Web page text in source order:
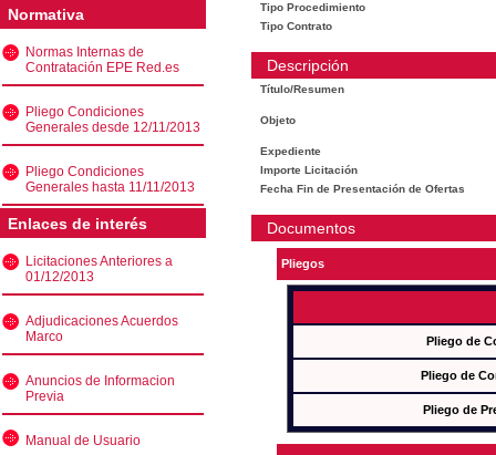
Normativa
Normas Internas de
Contratación EPE Red.es
Pliego Condiciones
Generales desde 12/11/2013
Pliego Condiciones
Generales hasta 11/11/2013
Enlaces de interés
Licitaciones Anteriores a
01/12/2013
Adjudicaciones Acuerdos
Marco
Anuncios de Informacion
Previa
Manual de Usuario
Tipo Procedimiento
Tipo Contrato
Descripción
Título/Resumen
Objeto
Expediente
Importe Licitación
Fecha Fin de Presentación de Ofertas
Documentos
Pliegos
Pliego de
Pliego de
Pliego de